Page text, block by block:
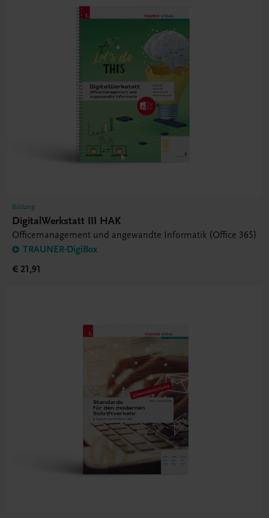
Bildung
DigitalWerkstatt III HAK
Officemanagement und angewandte Informatik (Office 365)
TRAUNER-DigiBox
€ 21,91